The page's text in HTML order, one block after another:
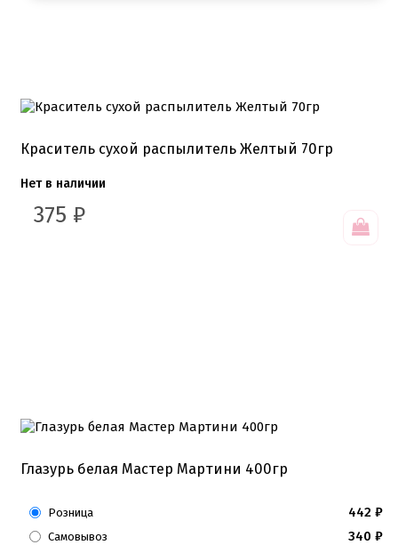
Краситель сухой распылитель Желтый 70гр
Нет в наличии
375 ₽
Глазурь белая Мастер Мартини 400гр
Розница 442 ₽
Самовывоз 340 ₽